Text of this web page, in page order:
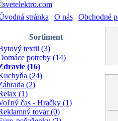
stránka O nás| Obchodné
Sortiment
textil (3)
potreby (14)
(16)
(24)
(2)
(1)
čas - Hračky (1)
tovar (0)